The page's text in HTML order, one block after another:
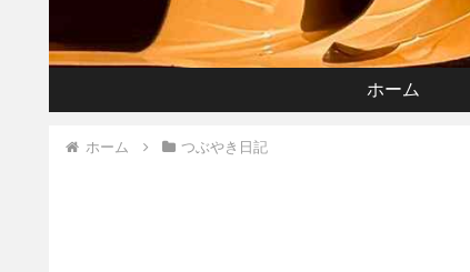
ホーム
ホーム つぶやき日記